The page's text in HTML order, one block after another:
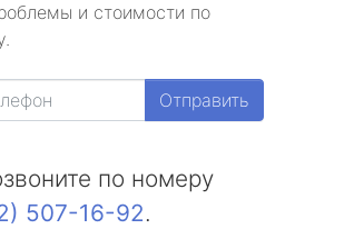
и стоимости по
Отправить
по номеру
507-16-92.